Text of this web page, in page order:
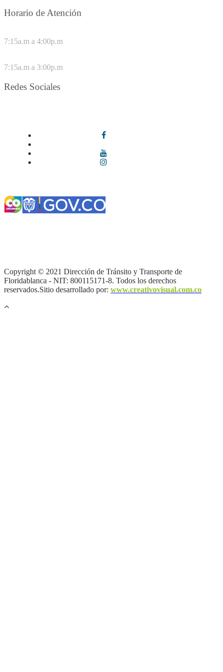
Horario de Atención
7:15a.m a 4:00p.m
7:15a.m a 3:00p.m
Redes Sociales
Copyright © 2021 Dirección de Tránsito y Transporte de
Floridablanca - NIT: 800115171-8. Todos los derechos
reservados.Sitio desarrollado por: www.creativovisual.com.co